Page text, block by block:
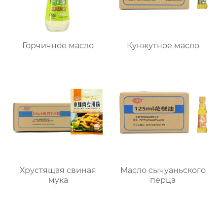
Горчичное масло Кунжутное масло
Хрустящая свиная
мука
Масло сычуаньского
перца